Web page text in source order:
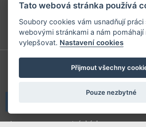
E-mail:predplatne@vpress.cz
Redakce
Inzerce na www stránkách
Tato webová stránka používá
Soubory cookies vám usnadňují práci
webovými stránkami a nám pomáhají
vylepšovat. Nastavení cookies
Přijmout všechny
Pouze nezbytné